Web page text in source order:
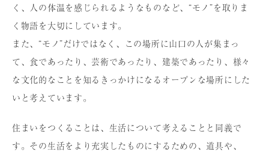
く、⼈の体温を感じられるようなものなど、“モノ”を取りま
く物語を⼤切にしています。
また、“モノ”だけではなく、この場所に⼭⼝の⼈が集まっ
て、⾷であったり、芸術であったり、建築であったり、様々
な⽂化的なことを知るきっかけになるオープンな場所にした
いと考えています。
住まいをつくることは、⽣活について考えることと同義で
す。その⽣活をより充実したものにするための、道具や、